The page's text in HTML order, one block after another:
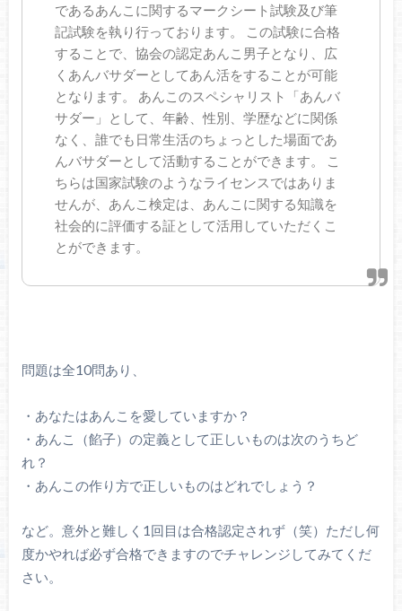
であるあんこに関するマークシート試験及び筆
記試験を執り行っております。 この試験に合格
することで、協会の認定あんこ男子となり、広
くあんバサダーとしてあん活をすることが可能
となります。 あんこのスペシャリスト「あんバ
サダー」として、年齢、性別、学歴などに関係
なく、誰でも日常生活のちょっとした場面であ
んバサダーとして活動することができます。 こ
ちらは国家試験のようなライセンスではありま
せんが、あんこ検定は、あんこに関する知識を
社会的に評価する証として活用していただくこ
とができます。
問題は全10問あり、
・あなたはあんこを愛していますか？
・あんこ（餡子）の定義として正しいものは次のうちど
れ？
・あんこの作り方で正しいものはどれでしょう？
など。意外と難しく1回目は合格認定されず（笑）ただし何
度かやれば必ず合格できますのでチャレンジしてみてくだ
さい。